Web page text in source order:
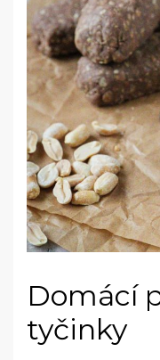
Domácí
tyčinky